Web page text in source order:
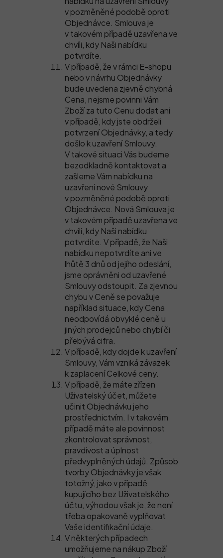
v pozměněné podobě oproti
Objednávce. Smlouva je
v takovém případě uzavřena ve
chvíli, kdy Naši nabídku
potvrdíte.
V případě, že v rámci E-shopu
nebo v návrhu Objednávky
bude uvedena zjevně chybná
Cena, nejsme povinni Vám
Zboží za tuto Cenu dodat ani
v případě, kdy jste obdrželi
potvrzení Objednávky, a tedy
došlo k uzavření Smlouvy.
V takové situaci Vás budeme
bezodkladně kontaktovat a
zašleme Vám nabídku na
uzavření nové Smlouvy
v pozměněné podobě oproti
Objednávce. Nová Smlouva je
v takovém případě uzavřena ve
chvíli, kdy Naši nabídku
potvrdíte. V případě, že Naši
nabídku nepotvrdíte ani ve
lhůtě 3 dnů od jejího odeslání,
jsme oprávněni od uzavřené
Smlouvy odstoupit. Za zjevnou
chybu v Ceně se považuje
například situace, kdy Cena
neodpovídá obvyklé ceně u
jiných prodejců nebo chybí či
přebývá cifra.
V případě, kdy dojde k uzavření
Smlouvy, Vám vzniká závazek
k zaplacení Celkové ceny.
V případě, že máte zřízen
Uživatelský účet, můžete
učinit Objednávku jeho
prostřednictvím. I v takovém
případě máte ale povinnost
zkontrolovat správnost,
pravdivost a úplnost
předvyplněných údajů. Způsob
tvorby Objednávky je však
totožný, jako v případě
kupujícího bez Uživatelského
účtu, výhodou však je, že není
třeba opakovaně vyplňovat
Vaše identifikační údaje.
V některých případech
umožňujeme na nákup Zboží